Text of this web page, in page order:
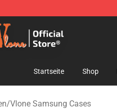
Store
Startseite Shop
/Vlone Samsung Cases